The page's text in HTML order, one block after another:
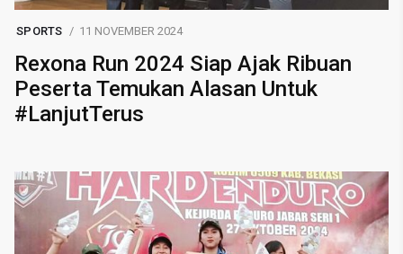
SPORTS 11 NOVEMBER 2024
Rexona Run 2024 Siap Ajak Ribuan
Peserta Temukan Alasan Untuk
#LanjutTerus